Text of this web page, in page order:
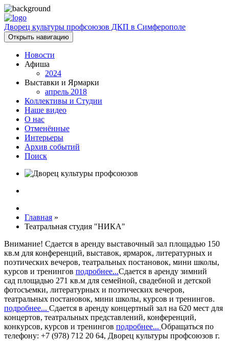
Дворец культуры профсоюзов ДКП в Симферополе
Открыть навигацию
Новости
Афиша
2024
Выставки и Ярмарки
апрель 2018
Коллективы и Студии
Наше видео
О нас
Отменённые
Интерьеры
Архив событий
Поиск
Главная »
Театральная студия "НИКА"
Внимание! Сдается в аренду выставочный зал площадью 150
кв.м для конференций, выставок, ярмарок, литературных и
поэтических вечеров, театральных постановок, мини школы,
курсов и тренингов подробнее...Сдается в аренду зимний
сад площадью 271 кв.м для семейной, свадебной и детской
фотосъемки, литературных и поэтических вечеров,
театральных постановок, мини школы, курсов и тренингов.
подробнее... Сдается в аренду концертный зал на 620 мест для
концертов, театральных представлений, конференций,
конкурсов, курсов и тренингов подробнее... Обращаться по
телефону: +7 (978) 712 20 64, Дворец культуры профсоюзов г.